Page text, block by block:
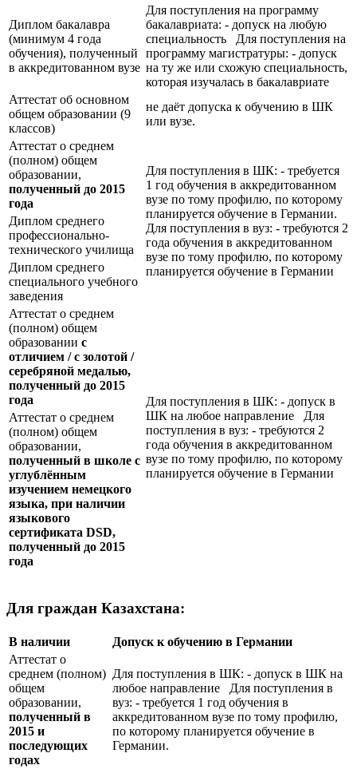
Диплом бакалавра
(минимум 4 года
обучения), полученный
в аккредитованном вузе
Для поступления на программу
бакалавриата: - допуск на любую
специальность Для поступления на
программу магистратуры: - допуск
на ту же или схожую специальность,
которая изучалась в бакалавриате
Аттестат об основном
общем образовании (9
классов)
не даёт допуска к обучению в ШК
или вузе.
Аттестат о среднем
(полном) общем
образовании,
полученный до 2015
года
Для поступления в ШК: - требуется
1 год обучения в аккредитованном
вузе по тому профилю, по которому
планируется обучение в Германии.
Для поступления в вуз: - требуются 2
года обучения в аккредитованном
вузе по тому профилю, по которому
планируется обучение в Германии
Диплом среднего
профессионально-
технического училища
Диплом среднего
специального учебного
заведения
Аттестат о среднем
(полном) общем
образовании с
отличием / с золотой /
серебряной медалью,
полученный до 2015
года
Для поступления в ШК: - допуск в
ШК на любое направление Для
поступления в вуз: - требуются 2
года обучения в аккредитованном
вузе по тому профилю, по которому
планируется обучение в Германии
Аттестат о среднем
(полном) общем
образовании,
полученный в школе с
углублённым
изучением немецкого
языка, при наличии
языкового
сертификата DSD,
полученный до 2015
года
Для граждан Казахстана:
В наличии
Допуск к обучению в Германии
Аттестат о
среднем (полном)
общем
образовании,
полученный в
2015 и
последующих
годах
Для поступления в ШК: - допуск в ШК на
любое направление Для поступления в
вуз: - требуется 1 год обучения в
аккредитованном вузе по тому профилю,
по которому планируется обучение в
Германии.